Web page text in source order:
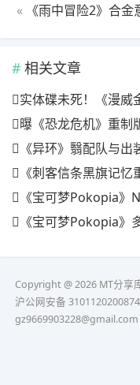
« 《雨中冒险2》合金意念隐藏BOSS解锁
相关文章
实体碟未死！《漫威
曝《恐龙危机》重制
《异环》翳配队与
《刺客信条黑旗记忆重
《宝可梦Pokopia》
《宝可梦Pokopia》
Copyright @ 2026 MT分享
沪公网安备
gz9669903228@gmail.com